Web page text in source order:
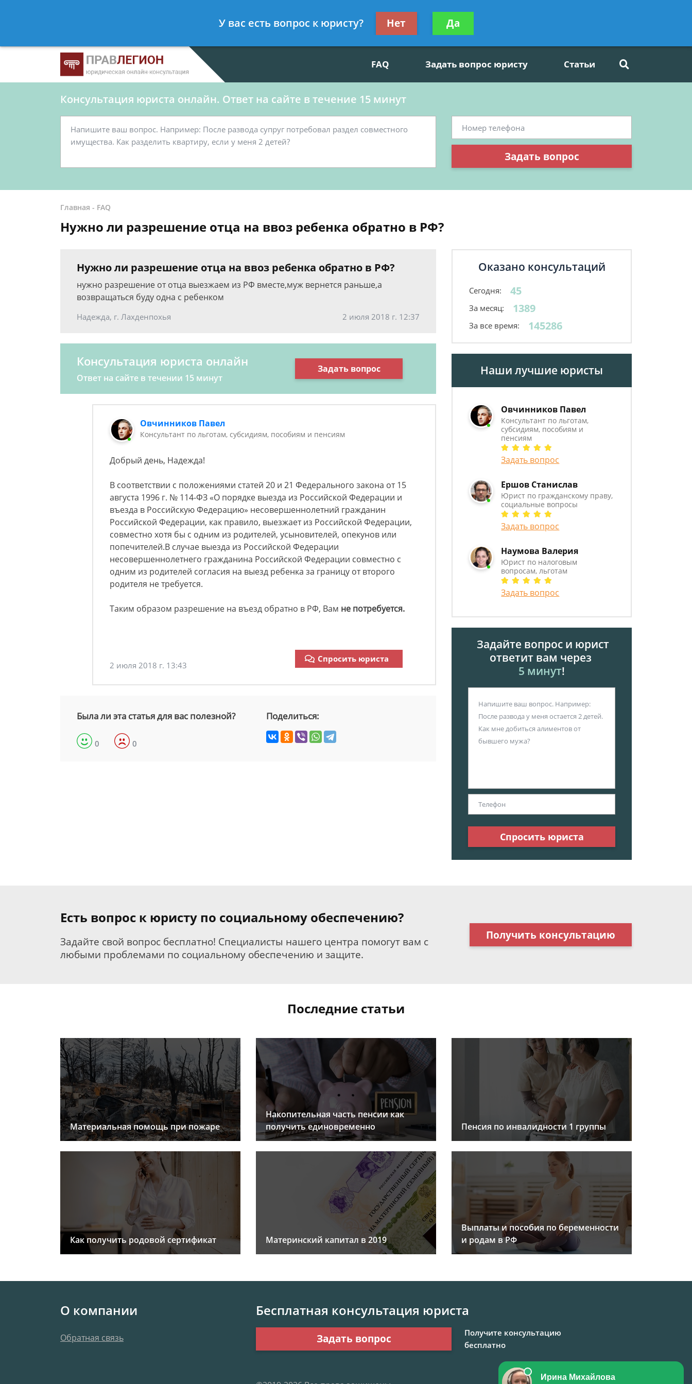
- Юрист по гражданскому праву, социальные вопросы
Получите консультацию
бесплатно
FAQ Задать вопрос юристу Статьи
Консультация юриста онлайн. Ответ на сайте в течение 15 минут
Задать вопрос
Главная - FAQ
Нужно ли разрешение отца на ввоз ребенка обратно в РФ?
Нужно ли разрешение отца на ввоз ребенка обратно в РФ?
нужно разрешение от отца выезжаем из РФ вместе,муж вернется раньше,а
возвращаться буду одна с ребенком
Надежда, г. Лахденпохья 2 июля 2018 г. 12:37
Консультация юриста онлайн
Ответ на сайте в течении 15 минут
Задать вопрос
Овчинников Павел
Консультант по льготам, субсидиям, пособиям и пенсиям
Добрый день, Надежда!
В соответствии с положениями статей 20 и 21 Федерального закона от 15
августа 1996 г. № 114-ФЗ «О порядке выезда из Российской Федерации и
въезда в Российскую Федерацию» несовершеннолетний гражданин
Российской Федерации, как правило, выезжает из Российской Федерации,
совместно хотя бы с одним из родителей, усыновителей, опекунов или
попечителей.В случае выезда из Российской Федерации
несовершеннолетнего гражданина Российской Федерации совместно с
одним из родителей согласия на выезд ребенка за границу от второго
родителя не требуется.
Таким образом разрешение на въезд обратно в РФ, Вам не потребуется.
2 июля 2018 г. 13:43
Спросить юриста
Была ли эта статья для вас полезной?
0 0
Поделиться:
Оказано консультаций
Сегодня: 45
За месяц: 1389
За все время: 145286
Наши лучшие юристы
Овчинников Павел
Консультант по льготам,
субсидиям, пособиям и
пенсиям
Задать вопрос
Ершов Станислав
Юрист по гражданскому праву,
социальные вопросы
Задать вопрос
Наумова Валерия
Юрист по налоговым
вопросам, льготам
Задать вопрос
Задайте вопрос и юрист
ответит вам через
5 минут!
Спросить юриста
Есть вопрос к юристу по социальному обеспечению?
Задайте свой вопрос бесплатно! Специалисты нашего центра помогут вам с
любыми проблемами по социальному обеспечению и защите.
Получить консультацию
Последние статьи
Материальная помощь при пожаре
Накопительная часть пенсии как
получить единовременно
Пенсия по инвалидности 1 группы
Как получить родовой сертификат Материнский капитал в 2019
Выплаты и пособия по беременности
и родам в РФ
О компании
Обратная связь
Бесплатная консультация юриста
Задать вопрос
Получите консультацию
бесплатно
У вас есть вопрос к юристу? Нет Да